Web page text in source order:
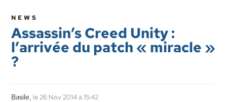
NEWS
Assassin’s Creed Unity :
l’arrivée du patch « miracle »
?
Basile, le 26 Nov 2014 à 15:42